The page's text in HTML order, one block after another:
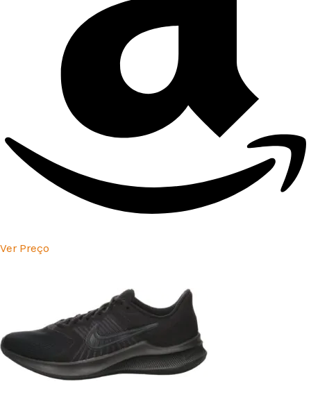
Ver Preço